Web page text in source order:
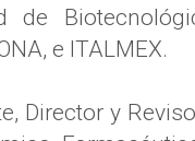
de
e ITALMEX.
Director y